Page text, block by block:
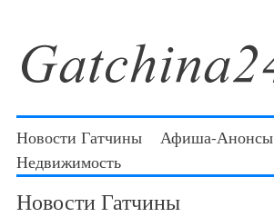
Новости Гатчины Афиша-Анонсы
Недвижимость
Новости Гатчины